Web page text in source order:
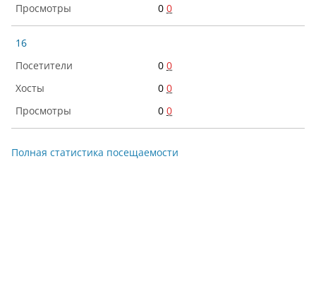
0 0
16
0 0
0 0
0 0
Полная статистика посещаемости